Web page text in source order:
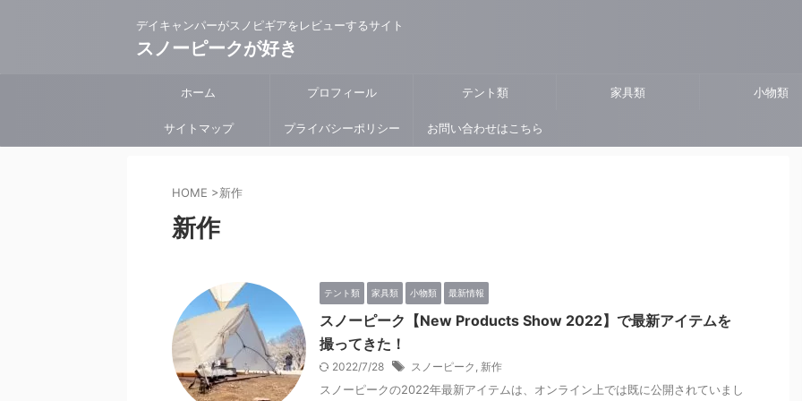
デイキャンパーがスノピギアをレビューするサイト
スノーピークが好き
ホーム プロフィール テント類 家具類 小物類
サイトマップ プライバシーポリシー お問い合わせはこちら
HOME >新作
新作
テント類 家具類 小物類 最新情報
スノーピーク【New Products Show 2022】で最新アイテムを
撮ってきた！
2022/7/28 スノーピーク , 新作
スノーピークの2022年最新アイテムは、オンライン上では既に公開されていまし